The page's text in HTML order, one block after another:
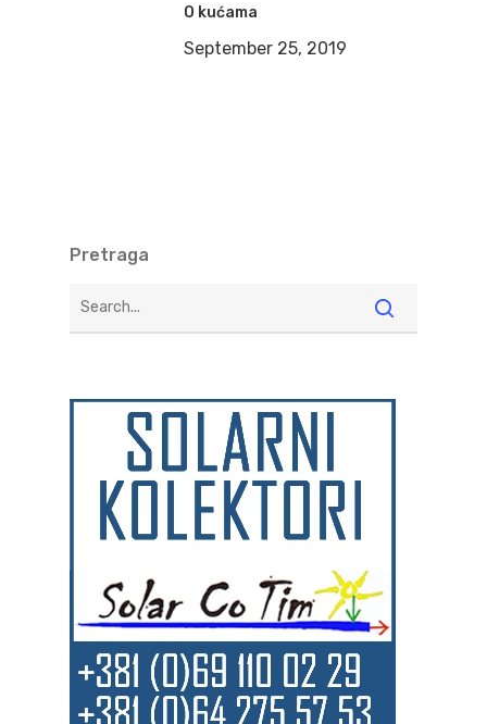
O kućama
September 25, 2019
Pretraga